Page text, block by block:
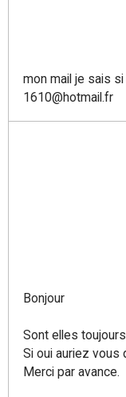
mon mail je sais
1610@hotmail.fr
Bonjour
Sont elles
Si oui auriez vous
Merci par avance.